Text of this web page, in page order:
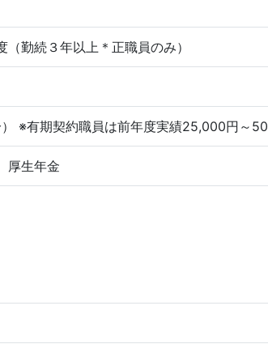
勤続３年以上＊正職員のみ）
※有期契約職員は前年度実績25,000円～
厚生年金